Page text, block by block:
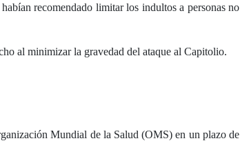
recomendado limitar los indultos a personas no
al minimizar la gravedad del ataque al Capitolio.
Mundial de la Salud (OMS) en un plazo de